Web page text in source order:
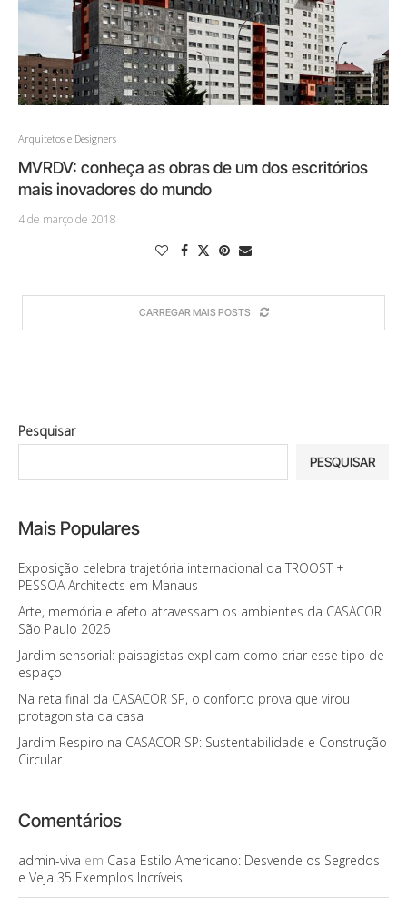
Arquitetos e Designers
MVRDV: conheça as obras de um dos escritórios
mais inovadores do mundo
4 de março de 2018
CARREGAR MAIS POSTS
Pesquisar
PESQUISAR
Mais Populares
Exposição celebra trajetória internacional da TROOST +
PESSOA Architects em Manaus
Arte, memória e afeto atravessam os ambientes da CASACOR
São Paulo 2026
Jardim sensorial: paisagistas explicam como criar esse tipo de
espaço
Na reta final da CASACOR SP, o conforto prova que virou
protagonista da casa
Jardim Respiro na CASACOR SP: Sustentabilidade e Construção
Circular
Comentários
admin-viva em Casa Estilo Americano: Desvende os Segredos
e Veja 35 Exemplos Incríveis!